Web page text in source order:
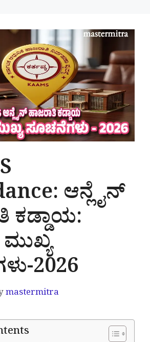
ಆನ್ಲೈನ್
ಕಡ್ಡಾಯ:
ಮುಖ್ಯ
2026
mastermitra